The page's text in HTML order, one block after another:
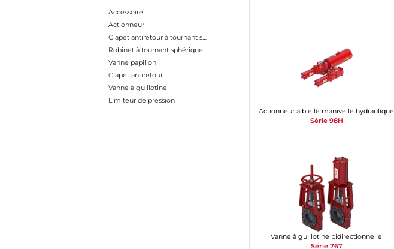
Accessoire
Actionneur
Clapet antiretour à tournant sphérique
Robinet à tournant sphérique
Vanne papillon
Clapet antiretour
Vanne à guillotine
Limiteur de pression
Actionneur à bielle manivelle hydraulique
Série 98H
Vanne à guillotine bidirectionnelle
Série 767